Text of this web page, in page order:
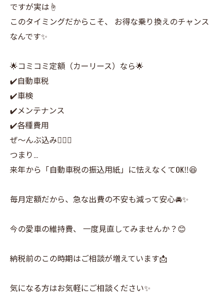
ですが実は☝️
このタイミングだからこそ、 お得な乗り換えのチャンス
なんです✨
🌟コミコミ定額（カーリース）なら🌟
✔️自動車税
✔️車検
✔️メンテナンス
✔️各種費用
ぜ〜んぶ込み🙆‍♂️✨
つまり…
来年から「自動車税の振込用紙」に怯えなくてOK‼️😆
毎月定額だから、急な出費の不安も減って安心🚘✨
今の愛車の維持費、 一度見直してみませんか？😊
納税前のこの時期はご相談が増えています📩
気になる方はお気軽にご相談ください✨